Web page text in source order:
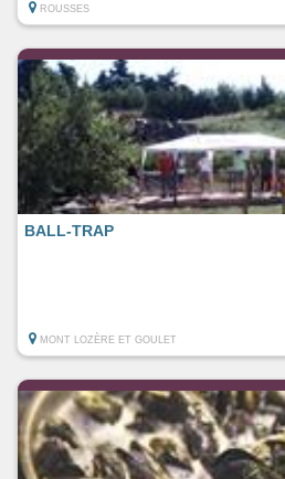
ROUSSES
BALL-TRAP
MONT LOZÈRE ET GOULET